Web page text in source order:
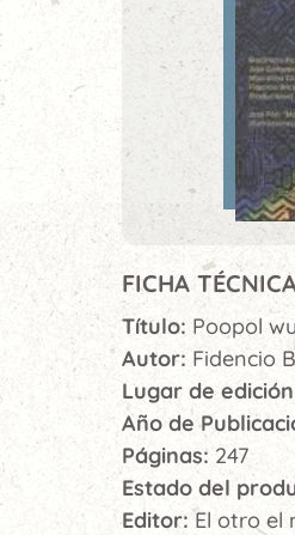
FICHA
Título: Poopol
Autor: Fidencio
Lugar de
Año de
Páginas: 247
Estado del
Editor:El otro el